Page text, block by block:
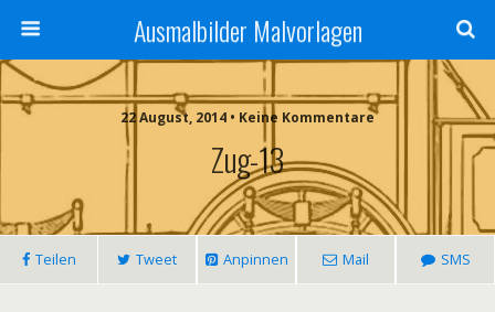
Ausmalbilder Malvorlagen
22 August, 2014 • Keine Kommentare
Zug-13
Teilen Tweet Anpinnen Mail SMS